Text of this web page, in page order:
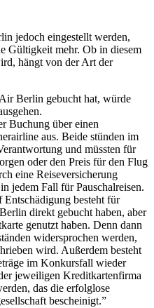
jedoch eingestellt werden,
Gültigkeit mehr. Ob in diesem
hängt von der Art der
Berlin gebucht hat, würde
Buchung über einen
aus. Beide stünden im
und müssten für
oder den Preis für den Flug
eine Reiseversicherung
jedem Fall für Pauschalreisen.
besteht für
direkt gebucht haben, aber
genutzt haben. Denn dann
widersprochen werden,
wird. Außerdem besteht
im Konkursfall wieder
jeweiligen Kreditkartenfirma
das die erfolglose
bescheinigt.”